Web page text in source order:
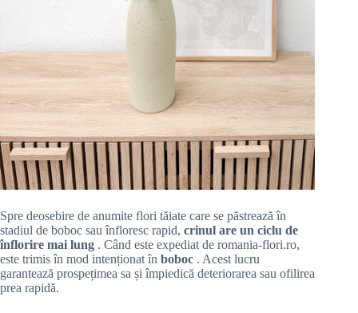
Spre deosebire de anumite flori tăiate care se păstrează în
stadiul de boboc sau înfloresc rapid, crinul are un ciclu de
înflorire mai lung . Când este expediat de romania-flori.ro,
este trimis în mod intenționat în boboc . Acest lucru
garantează prospețimea sa și împiedică deteriorarea sau ofilirea
prea rapidă.